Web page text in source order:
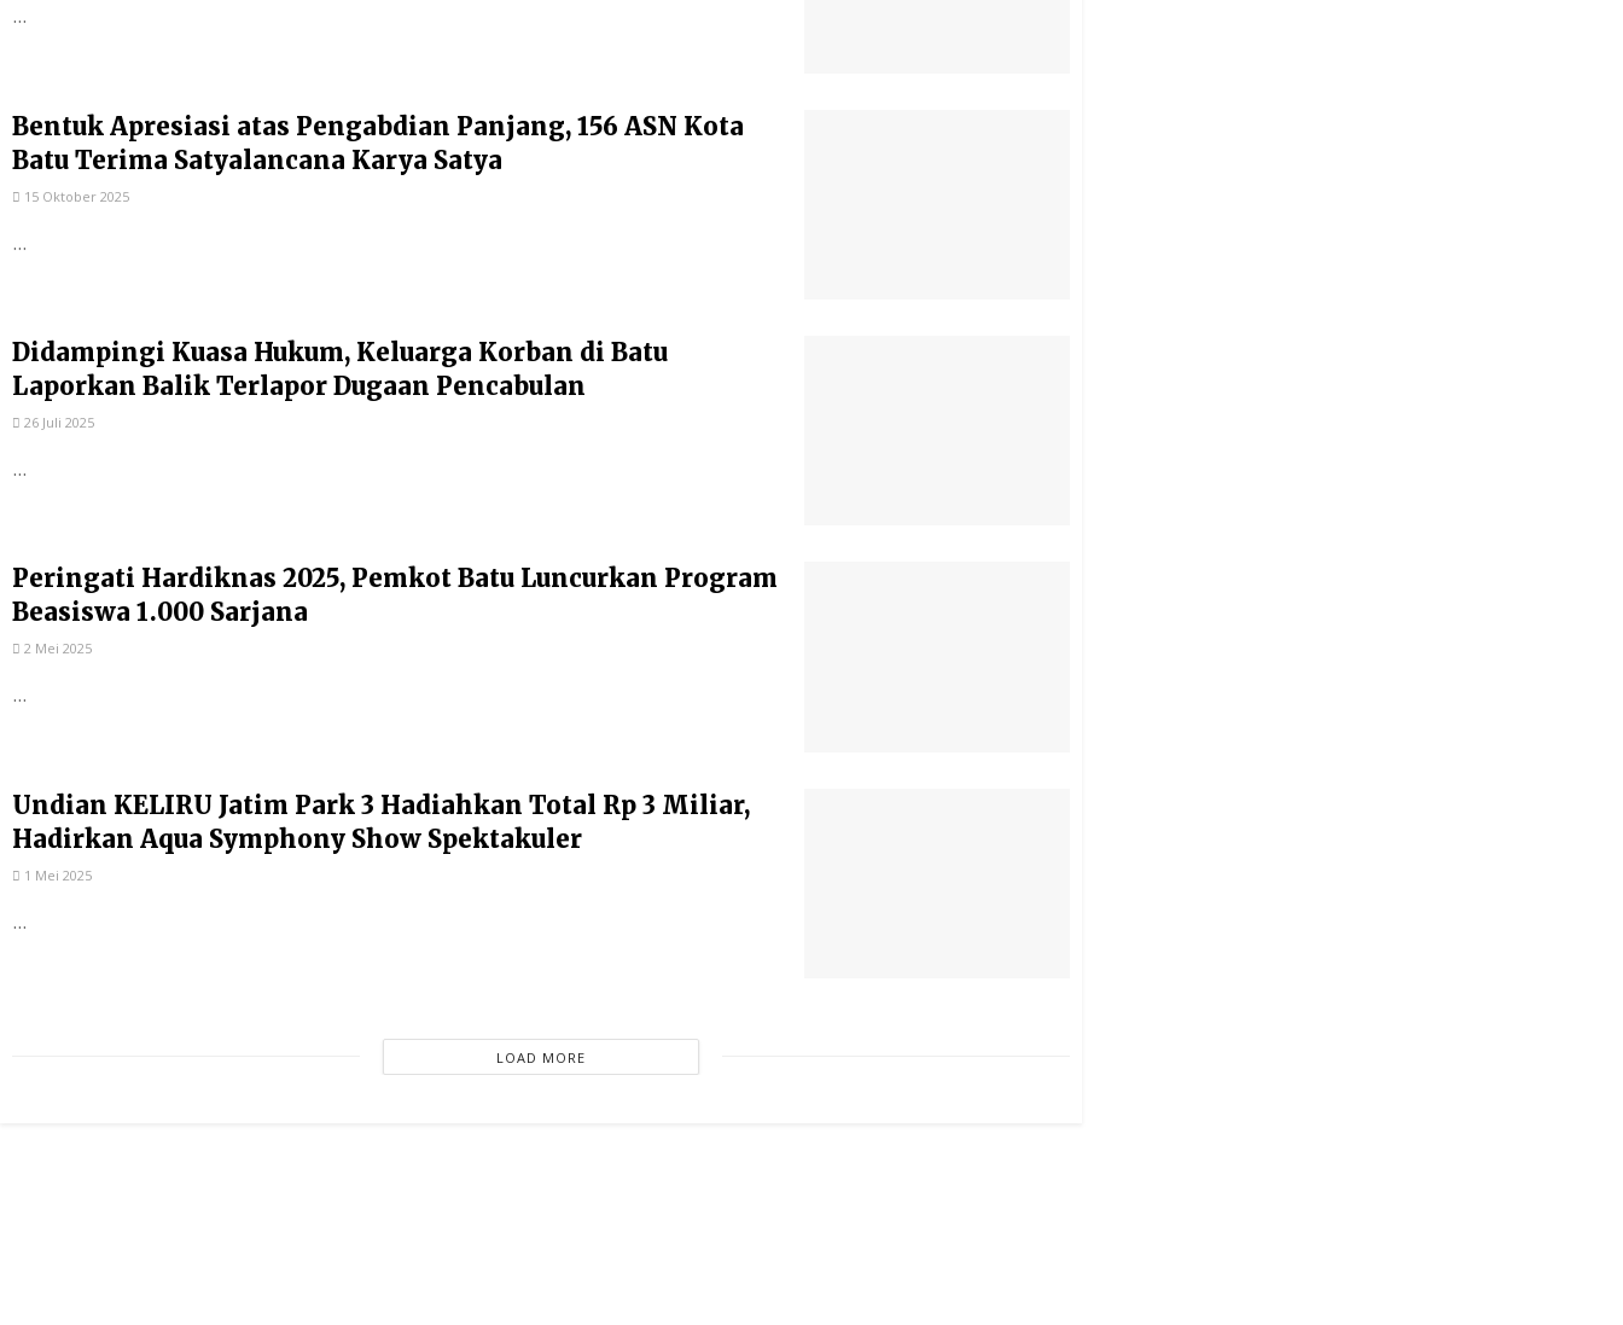
...
Bentuk Apresiasi atas Pengabdian Panjang, 156 ASN Kota
Batu Terima Satyalancana Karya Satya
15 Oktober 2025
...
Didampingi Kuasa Hukum, Keluarga Korban di Batu
Laporkan Balik Terlapor Dugaan Pencabulan
26 Juli 2025
...
Peringati Hardiknas 2025, Pemkot Batu Luncurkan Program
Beasiswa 1.000 Sarjana
2 Mei 2025
...
Undian KELIRU Jatim Park 3 Hadiahkan Total Rp 3 Miliar,
Hadirkan Aqua Symphony Show Spektakuler
1 Mei 2025
...
LOAD MORE